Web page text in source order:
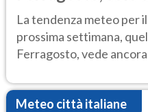
Ecco dove
La tendenza meteo per
prossima settimana,
Ferragosto, vede
Meteo città italiane